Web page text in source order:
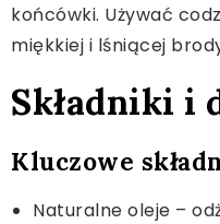
końcówki. Używać
miękkiej i lśniącej
Składniki i
Kluczowe
Naturalne oleje –